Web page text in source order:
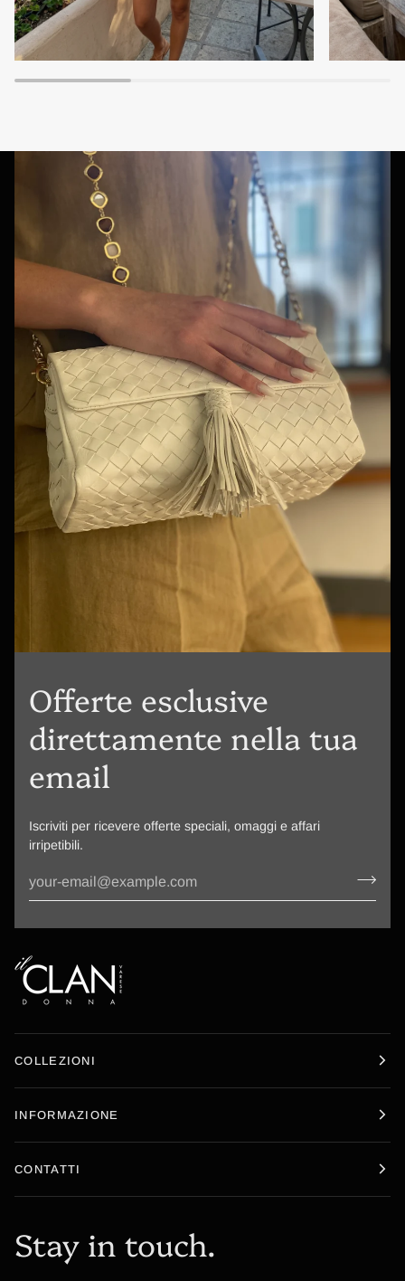
Offerte esclusive
direttamente nella tua
email
Iscriviti per ricevere offerte speciali, omaggi e affari
irripetibili.
COLLEZIONI
INFORMAZIONE
CONTATTI
Stay in touch.